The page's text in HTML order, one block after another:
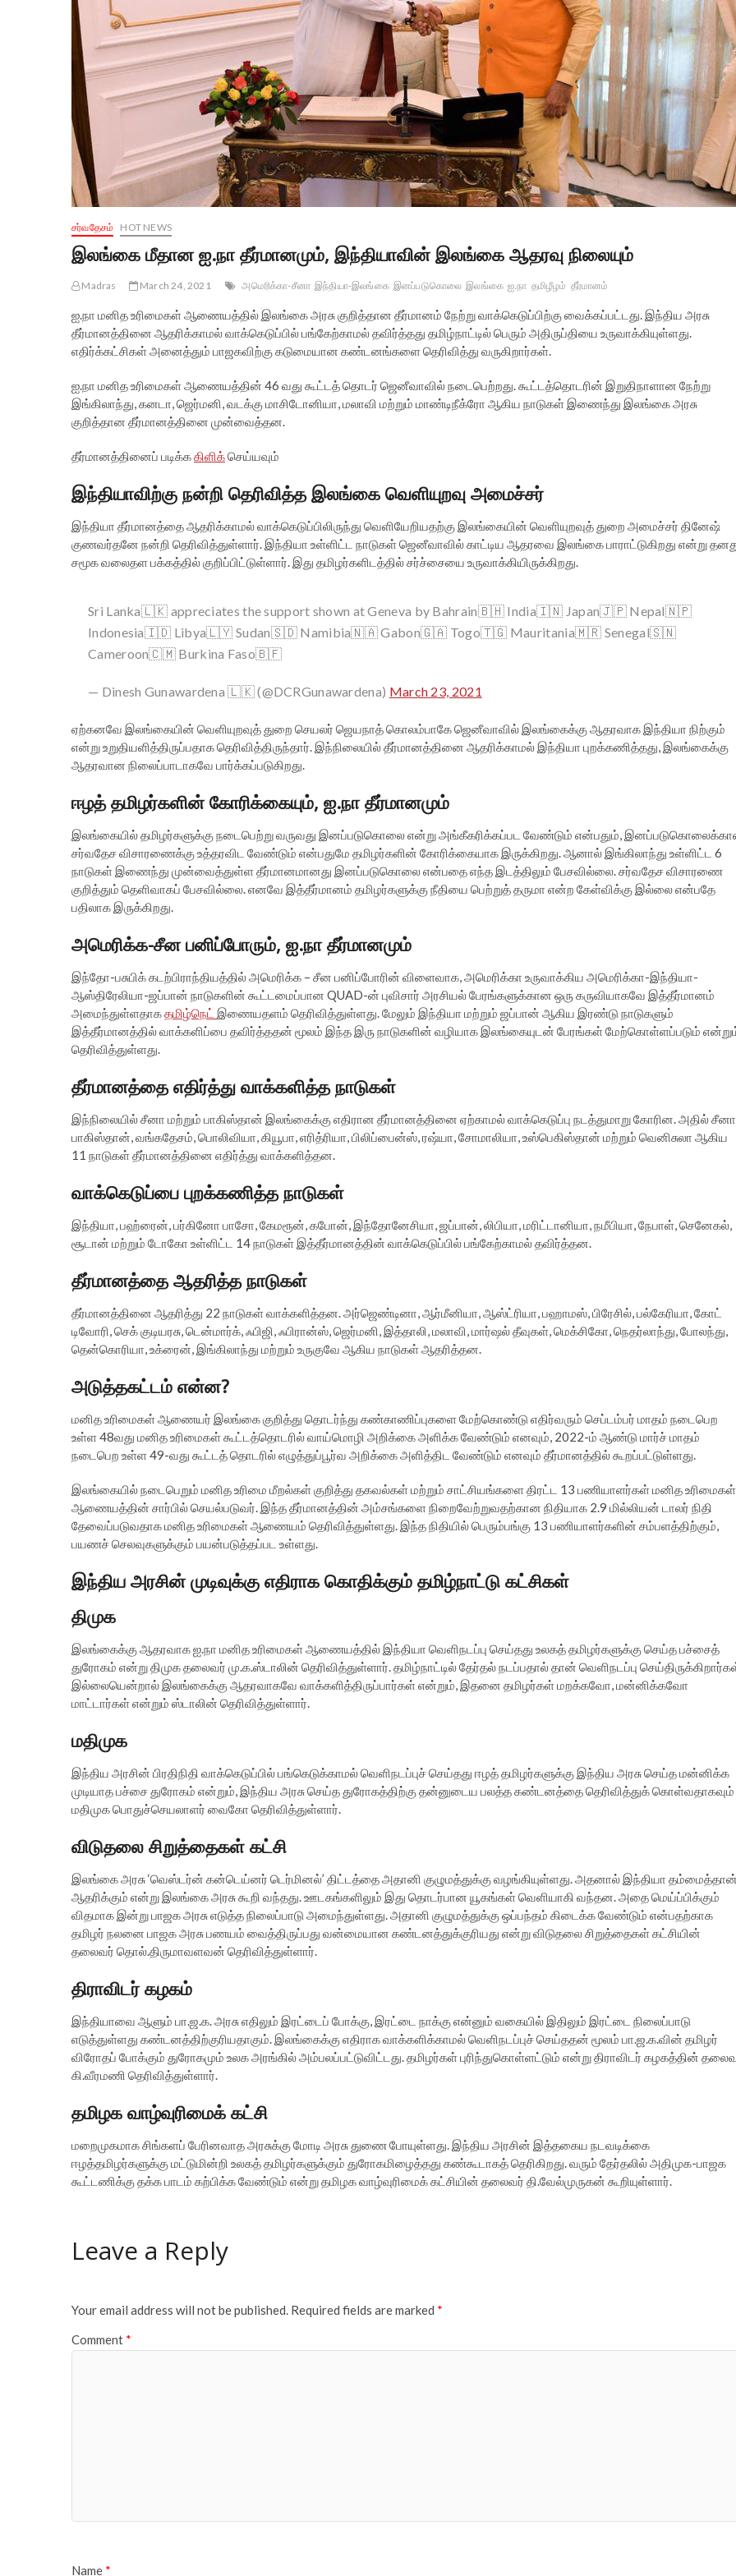
சர்வதேசம் HOT NEWS
இலங்கை மீதான ஐ.நா தீர்மானமும், இந்தியாவின் இலங்கை ஆதரவு நிலையும்
Madras March 24, 2021 அமெரிக்கா-சீனா இந்தியா-இலங்கை இனப்படுகொலை இலங்கை ஐ.நா தமிழீழம் தீர்மானம்
ஐ.நா மனித உரிமைகள் ஆணையத்தில் இலங்கை அரசு குறித்தான தீர்மானம் நேற்று வாக்கெடுப்பிற்கு வைக்கப்பட்டது. இந்திய அரசு
தீர்மானத்தினை ஆதரிக்காமல் வாக்கெடுப்பில் பங்கேற்காமல் தவிர்த்தது தமிழ்நாட்டில் பெரும் அதிருப்தியை உருவாக்கியுள்ளது.
எதிர்க்கட்சிகள் அனைத்தும் பாஜகவிற்கு கடுமையான கண்டனங்களை தெரிவித்து வருகிறார்கள்.
ஐ.நா மனித உரிமைகள் ஆணையத்தின் 46 வது கூட்டத் தொடர் ஜெனீவாவில் நடைபெற்றது. கூட்டத்தொடரின் இறுதிநாளான நேற்று
இங்கிலாந்து, கனடா, ஜெர்மனி, வடக்கு மாசிடோனியா, மலாவி மற்றும் மாண்டிநீக்ரோ ஆகிய நாடுகள் இணைந்து இலங்கை அரசு
குறித்தான தீர்மானத்தினை முன்வைத்தன.
தீர்மானத்தினைப் படிக்ககிளிக்செய்யவும்
இந்தியாவிற்கு நன்றி தெரிவித்த இலங்கை வெளியுறவு அமைச்சர்
இந்தியா தீர்மானத்தை ஆதரிக்காமல் வாக்கெடுப்பிலிருந்து வெளியேறியதற்கு இலங்கையின் வெளியுறவுத் துறை அமைச்சர் தினேஷ்
குணவர்தனே நன்றி தெரிவித்துள்ளார். இந்தியா உள்ளிட்ட நாடுகள் ஜெனீவாவில் காட்டிய ஆதரவை இலங்கை பாராட்டுகிறது என்று
சமூக வலைதள பக்கத்தில் குறிப்பிட்டுள்ளார். இது தமிழர்களிடத்தில் சர்ச்சையை உருவாக்கியிருக்கிறது.
Sri Lanka🇱🇰 appreciates the support shown at Geneva by Bahrain🇧🇭 India🇮🇳 Japan🇯🇵 Nepal🇳🇵
Indonesia🇮🇩 Libya🇱🇾 Sudan🇸🇩 Namibia🇳🇦 Gabon🇬🇦 Togo🇹🇬 Mauritania🇲🇷 Senegal🇸🇳
Cameroon🇨🇲 Burkina Faso🇧🇫
— Dinesh Gunawardena 🇱🇰 (@DCRGunawardena) March 23, 2021
ஏற்கனவே இலங்கையின் வெளியுறவுத் துறை செயலர் ஜெயநாத் கொலம்பாகே ஜெனீவாவில் இலங்கைக்கு ஆதரவாக இந்தியா நிற்கும்
என்று உறுதியளித்திருப்பதாக தெரிவித்திருந்தார். இந்நிலையில் தீர்மானத்தினை ஆதரிக்காமல் இந்தியா புறக்கணித்தது, இலங்கைக்கு
ஆதரவான நிலைப்பாடாகவே பார்க்கப்படுகிறது.
ஈழத் தமிழர்களின் கோரிக்கையும், ஐ.நா தீர்மானமும்
இலங்கையில் தமிழர்களுக்கு நடைபெற்று வருவது இனப்படுகொலை என்று அங்கீகரிக்கப்பட வேண்டும் என்பதும்,
சர்வதேச விசாரணைக்கு உத்தரவிட வேண்டும் என்பதுமே தமிழர்களின் கோரிக்கையாக இருக்கிறது. ஆனால் இங்கிலாந்து உள்ளிட்ட 6
நாடுகள் இணைந்து முன்வைத்துள்ள தீர்மானமானது இனப்படுகொலை என்பதை எந்த இடத்திலும் பேசவில்லை. சர்வதேச விசாரணை
குறித்தும் தெளிவாகப் பேசவில்லை. எனவே இத்தீர்மானம் தமிழர்களுக்கு நீதியை பெற்றுத் தருமா என்ற கேள்விக்கு இல்லை என்பதே
பதிலாக இருக்கிறது.
அமெரிக்க-சீன பனிப்போரும், ஐ.நா தீர்மானமும்
இந்தோ-பசுபிக் கடற்பிராந்தியத்தில் அமெரிக்க – சீன பனிப்போரின் விளைவாக, அமெரிக்கா உருவாக்கிய அமெரிக்கா-இந்தியா-
ஆஸ்திரேலியா-ஜப்பான் நாடுகளின் கூட்டமைப்பான QUAD-ன் புவிசார் அரசியல் பேரங்களுக்கான ஒரு கருவியாகவே இத்தீர்மானம்
அமைந்துள்ளதாகதமிழ்நெட் இணையதளம் தெரிவித்துள்ளது. மேலும் இந்தியா மற்றும் ஜப்பான் ஆகிய இரண்டு நாடுகளும்
இத்தீர்மானத்தில் வாக்களிப்பை தவிர்த்ததன் மூலம் இந்த இரு நாடுகளின் வழியாக இலங்கையுடன் பேரங்கள் மேற்கொள்ளப்படும்
தெரிவித்துள்ளது.
தீர்மானத்தை எதிர்த்து வாக்களித்த நாடுகள்
இந்நிலையில் சீனா மற்றும் பாகிஸ்தான் இலங்கைக்கு எதிரான தீர்மானத்தினை ஏற்காமல் வாக்கெடுப்பு நடத்துமாறு கோரின. அதில்
பாகிஸ்தான், வங்கதேசம், பொலிவியா, கியூபா, எரித்ரியா, பிலிப்பைன்ஸ், ரஷ்யா, சோமாலியா, உஸ்பெகிஸ்தான் மற்றும் வெனிசுலா ஆகிய
11 நாடுகள் தீர்மானத்தினை எதிர்த்து வாக்களித்தன.
வாக்கெடுப்பை புறக்கணித்த நாடுகள்
இந்தியா, பஹ்ரைன், பர்கினோ பாசோ, கேமரூன், கபோன், இந்தோனேசியா, ஜப்பான், லிபியா, மரிட்டானியா, நமீபியா, நேபாள், செனேகல்,
சூடான் மற்றும் டோகோ உள்ளிட்ட 14 நாடுகள் இத்தீர்மானத்தின் வாக்கெடுப்பில் பங்கேற்காமல் தவிர்த்தன.
தீர்மானத்தை ஆதரித்த நாடுகள்
தீர்மானத்தினை ஆதரித்து 22 நாடுகள் வாக்களித்தன. அர்ஜெண்டினா, ஆர்மீனியா, ஆஸ்ட்ரியா, பஹாமஸ், பிரேசில், பல்கேரியா, கோட்
டிவோரி, செக் குடியரசு, டென்மார்க், ஃபிஜி, ஃபிரான்ஸ், ஜெர்மனி, இத்தாலி, மலாவி, மார்ஷல் தீவுகள், மெக்சிகோ, நெதர்லாந்து, போலந்து,
தென்கொரியா, உக்ரைன், இங்கிலாந்து மற்றும் உருகுவே ஆகிய நாடுகள் ஆதரித்தன.
அடுத்தகட்டம் என்ன?
மனித உரிமைகள் ஆணையர் இலங்கை குறித்து தொடர்ந்து கண்காணிப்புகளை மேற்கொண்டு எதிர்வரும் செப்டம்பர் மாதம் நடைபெற
உள்ள 48வது மனித உரிமைகள் கூட்டத்தொடரில் வாய்மொழி அறிக்கை அளிக்க வேண்டும் எனவும், 2022-ம் ஆண்டு மார்ச் மாதம்
நடைபெற உள்ள 49-வது கூட்டத் தொடரில் எழுத்துப்பூர்வ அறிக்கை அளித்திட வேண்டும் எனவும் தீர்மானத்தில் கூறப்பட்டுள்ளது.
இலங்கையில் நடைபெறும் மனித உரிமை மீறல்கள் குறித்து தகவல்கள் மற்றும் சாட்சியங்களை திரட்ட 13 பணியாளர்கள் மனித உரிமைகள்
ஆணையத்தின் சார்பில் செயல்படுவர். இந்த தீர்மானத்தின் அம்சங்களை நிறைவேற்றுவதற்கான நிதியாக 2.9 மில்லியன் டாலர் நிதி
தேவைப்படுவதாக மனித உரிமைகள் ஆணையம் தெரிவித்துள்ளது. இந்த நிதியில் பெரும்பங்கு 13 பணியாளர்களின் சம்பளத்திற்கும்,
பயணச் செலவுகளுக்கும் பயன்படுத்தப்பட உள்ளது.
இந்திய அரசின் முடிவுக்கு எதிராக கொதிக்கும் தமிழ்நாட்டு கட்சிகள்
திமுக
இலங்கைக்கு ஆதரவாக ஐ.நா மனித உரிமைகள் ஆணையத்தில் இந்தியா வெளிநடப்பு செய்தது உலகத் தமிழர்களுக்கு செய்த பச்சைத்
துரோகம் என்று திமுக தலைவர் மு.க.ஸ்டாலின் தெரிவித்துள்ளார். தமிழ்நாட்டில் தேர்தல் நடப்பதால் தான் வெளிநடப்பு
இல்லையென்றால் இலங்கைக்கு ஆதரவாகவே வாக்களித்திருப்பார்கள் என்றும், இதனை தமிழர்கள் மறக்கவோ, மன்னிக்கவோ
மாட்டார்கள் என்றும் ஸ்டாலின் தெரிவித்துள்ளார்.
மதிமுக
இந்திய அரசின் பிரதிநிதி வாக்கெடுப்பில் பங்கெடுக்காமல் வெளிநடப்புச் செய்தது ஈழத் தமிழர்களுக்கு இந்திய அரசு செய்த மன்னிக்க
முடியாத பச்சை துரோகம் என்றும், இந்திய அரசு செய்த துரோகத்திற்கு தன்னுடைய பலத்த கண்டனத்தை தெரிவித்துக் கொள்வதாகவும்
மதிமுக பொதுச்செயலாளர் வைகோ தெரிவித்துள்ளார்.
விடுதலை சிறுத்தைகள் கட்சி
இலங்கை அரசு ‘வெஸ்டர்ன் கன்டெய்னர் டெர்மினல்’ திட்டத்தை அதானி குழுமத்துக்கு வழங்கியுள்ளது. அதனால் இந்தியா
ஆதரிக்கும் என்று இலங்கை அரசு கூறி வந்தது. ஊடகங்களிலும் இது தொடர்பான யூகங்கள் வெளியாகி வந்தன. அதை மெய்ப்பிக்கும்
விதமாக இன்று பாஜக அரசு எடுத்த நிலைப்பாடு அமைந்துள்ளது. அதானி குழுமத்துக்கு ஒப்பந்தம் கிடைக்க வேண்டும் என்பதற்காக
தமிழர் நலனை பாஜக அரசு பணயம் வைத்திருப்பது வன்மையான கண்டனத்துக்குரியது என்று விடுதலை சிறுத்தைகள் கட்சியின்
தலைவர் தொல்.திருமாவளவன் தெரிவித்துள்ளார்.
திராவிடர் கழகம்
இந்தியாவை ஆளும் பா.ஜ.க. அரசு எதிலும் இரட்டைப் போக்கு, இரட்டை நாக்கு என்னும் வகையில் இதிலும் இரட்டை நிலைப்பாடு
எடுத்துள்ளது கண்டனத்திற்குரியதாகும். இலங்கைக்கு எதிராக வாக்களிக்காமல் வெளிநடப்புச் செய்ததன் மூலம் பா.ஜ.க.வின் தமிழர்
விரோதப் போக்கும் துரோகமும் உலக அரங்கில் அம்பலப்பட்டுவிட்டது. தமிழர்கள் புரிந்துகொள்ளட்டும் என்று திராவிடர் கழகத்தின்
கி.வீரமணி தெரிவித்துள்ளார்.
தமிழக வாழ்வுரிமைக் கட்சி
மறைமுகமாக சிங்களப் பேரினவாத அரசுக்கு மோடி அரசு துணை போயுள்ளது. இந்திய அரசின் இத்தகைய நடவடிக்கை
ஈழத்தமிழர்களுக்கு மட்டுமின்றி உலகத் தமிழர்களுக்கும் துரோகமிழைத்தது கண்கூடாகத் தெரிகிறது. வரும் தேர்தலில் அதிமுக-பாஜக
கூட்டணிக்கு தக்க பாடம் கற்பிக்க வேண்டும் என்று தமிழக வாழ்வுரிமைக் கட்சியின் தலைவர் தி.வேல்முருகன் கூறியுள்ளார்.
Leave a Reply
Your email address will not be published. Required fields are marked *
Comment *
Name *